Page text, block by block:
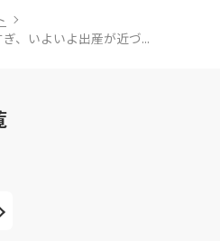
、いよいよ出産が近づ...